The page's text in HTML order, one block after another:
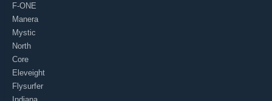
F-ONE
Manera
Mystic
North
Core
Eleveight
Flysurfer